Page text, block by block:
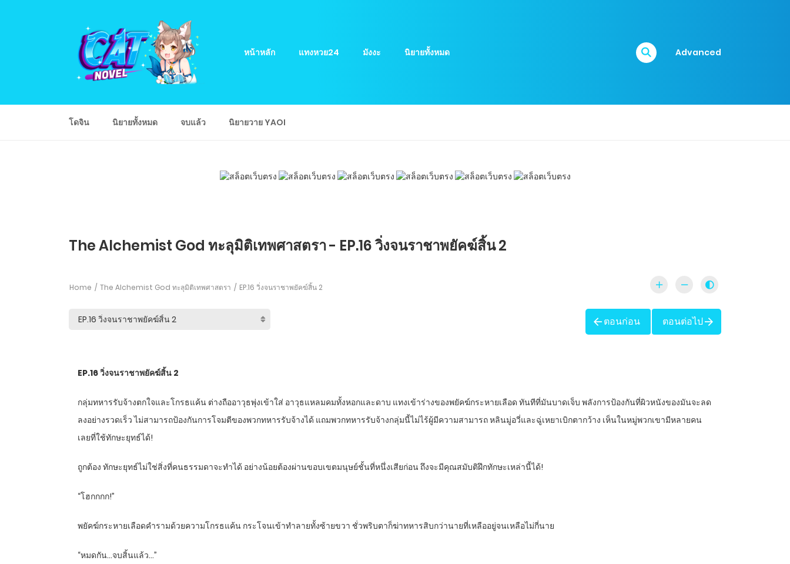
หน้าหลัก แทงหวย24 มังงะ นิยายทั้งหมด Advanced
โดจิน นิยายทั้งหมด จบแล้ว นิยายวาย YAOI
The Alchemist God ทะลุมิติเทพศาสตรา - EP.16 วิ่งจนราชาพยัคฆ์สิ้น 2
Home The Alchemist God ทะลุมิติเทพศาสตรา EP.16 วิ่งจนราชาพยัคฆ์สิ้น 2
ตอนก่อน ตอนต่อไป
EP.16วิ่งจนราชาพยัคฆ์สิ้น 2
กลุ่มทหารรับจ้างตกใจและโกรธแค้น ต่างถืออาวุธพุ่งเข้าใส่ อาวุธแหลมคมทั้งหอกและดาบ แทงเข้าร่างของพยัคฆ์กระหายเลือด ทันทีที่มันบาดเจ็บ พลังการป้องกันที่ผิวหนังของมันจะลด
ลงอย่างรวดเร็ว ไม่สามารถป้องกันการโจมตีของพวกทหารรับจ้างได้ แถมพวกทหารรับจ้างกลุ่มนี้ไม่ไร้ผู้มีความสามารถ หลินมู่อวี่และฉู่เหยาเบิกตากว้าง เห็นในหมู่พวกเขามีหลายคน
เลยที่ใช้ทักษะยุทธ์ได้!
ถูกต้อง ทักษะยุทธ์ไม่ใช่สิ่งที่คนธรรมดาจะทำได้ อย่างน้อยต้องผ่านขอบเขตมนุษย์ชั้นที่หนึ่งเสียก่อน ถึงจะมีคุณสมับติฝึกทักษะเหล่านี้ได้!
“โฮกกกก!”
พยัคฆ์กระหายเลือดคำรามด้วยความโกรธแค้น กระโจนเข้าทำลายทั้งซ้ายขวา ชั่วพริบตาก็ฆ่าทหารสิบกว่านายที่เหลืออยู่จนเหลือไม่กี่นาย
“หมดกัน…จบสิ้นแล้ว…”